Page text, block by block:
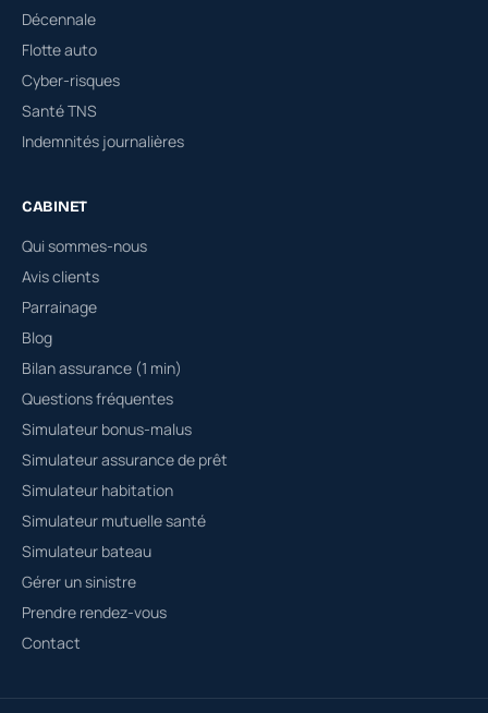
Décennale
Flotte auto
Cyber-risques
Santé TNS
Indemnités journalières
CABINET
Qui sommes-nous
Avis clients
Parrainage
Blog
Bilan assurance (1 min)
Questions fréquentes
Simulateur bonus-malus
Simulateur assurance de prêt
Simulateur habitation
Simulateur mutuelle santé
Simulateur bateau
Gérer un sinistre
Prendre rendez-vous
Contact